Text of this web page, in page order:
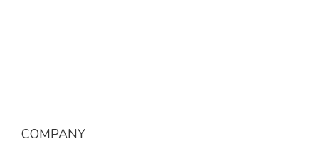
COMPANY